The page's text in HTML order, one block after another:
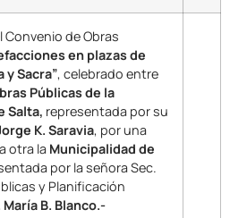
Convenio de Obras
en plazas de
y Sacra”, celebrado entre
Públicas de la
Salta, representada por su
K. Saravia, por una
otra la Municipalidad de
por la señora Sec.
y Planificación
B. Blanco.-